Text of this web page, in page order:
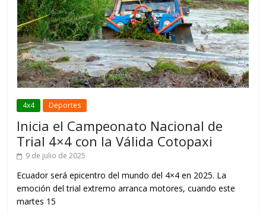
4x4 Deportes
Inicia el Campeonato Nacional de
Trial 4×4 con la Válida Cotopaxi
9 de julio de 2025
Ecuador será epicentro del mundo del 4×4 en 2025. La
emoción del trial extremo arranca motores, cuando este
martes 15